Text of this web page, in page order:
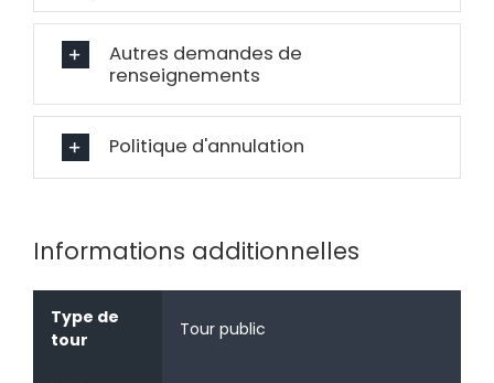
Autres demandes de
renseignements
Politique d'annulation
Informations additionnelles
Type de
tour
Tour public